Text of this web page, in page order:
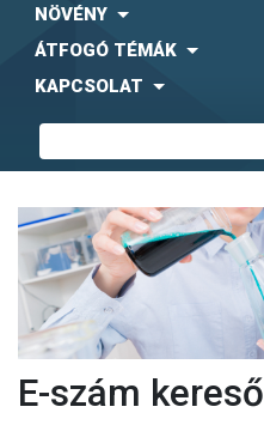
NÖVÉNY
ÁTFOGÓ TÉMÁK
KAPCSOLAT
E-szám kereső